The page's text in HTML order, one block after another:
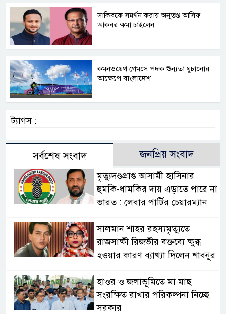
সাকিবকে সমর্থন করায় অনুতপ্ত আসিফ
আকবর ক্ষমা চাইলেন
কমনওয়েথ গেমসে পদক শুন্যতা ঘুচানোর
আক্ষেপে বাংলাদেশ
ট্যাগস :
সর্বশেষ সংবাদ জনপ্রিয় সংবাদ
মৃত্যুদণ্ডপ্রাপ্ত আসামী হাসিনার
হুমকি-ধামকির দায় এড়াতে পারে না
ভারত : লেবার পার্টির চেয়ারম্যান
সালমান শাহর রহস্যমৃত্যুতে
রাজসাক্ষী রিজভীর বক্তব্যে ক্ষুব্ধ
হওয়ার কারণ ব্যাখ্যা দিলেন শাবনুর
হাওর ও জলাভূমিতে মা মাছ
সংরক্ষিত রাখার পরিকল্পনা নিচ্ছে
সরকার